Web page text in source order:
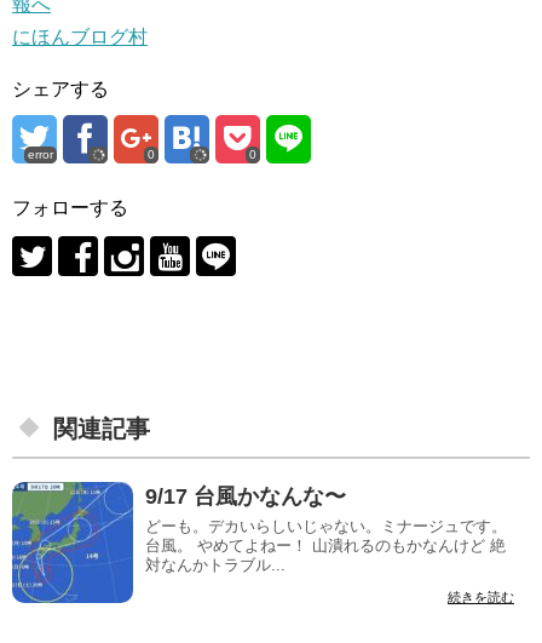
にほんブログ村
シェアする
error 0 0
フォローする
関連記事
9/17 台風かなんな〜
どーも。デカいらしいじゃない。ミナージュです。
台風。 やめてよねー！ 山潰れるのもかなんけど 絶
対なんかトラブル...
続きを読む